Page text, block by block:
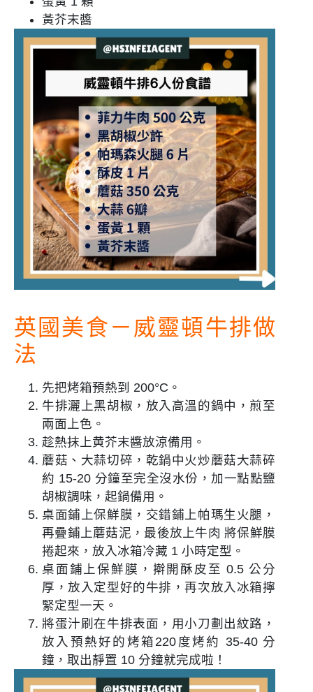
黃芥末醬
英國美食－ 威靈頓牛排做
法
先把烤箱預熱到 200°C。
牛排灑上黑胡椒，放入高溫的鍋中，煎至
兩面上色。
趁熱抹上黄芥末醬放涼備用。
蘑菇、大蒜切碎，乾鍋中火炒蘑菇大蒜碎
約 15-20 分鐘至完全沒水份，加一點點鹽
胡椒調味，起鍋備用。
桌面鋪上保鮮膜，交錯鋪上帕瑪生火腿，
再疊鋪上蘑菇泥，最後放上牛肉 將保鮮膜
捲起來，放入冰箱冷藏 1 小時定型。
桌面鋪上保鮮膜，擀開酥皮至 0.5 公分
厚，放入定型好的牛排，再次放入冰箱擰
緊定型一天。
將蛋汁刷在牛排表面，用小刀劃出紋路，
放入預熱好的烤箱220度烤約 35-40 分
鐘，取出靜置 10 分鐘就完成啦！